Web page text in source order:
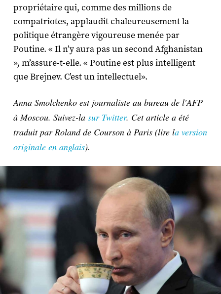
propriétaire qui, comme des millions de
compatriotes, applaudit chaleureusement la
politique étrangère vigoureuse menée par
Poutine. « Il n’y aura pas un second Afghanistan
», m’assure-t-elle. « Poutine est plus intelligent
que Brejnev. C’est un intellectuel».
Anna Smolchenko est journaliste au bureau de l'AFP
à Moscou. Suivez-la sur Twitter. Cet article a été
traduit par Roland de Courson à Paris (lire la version
originale en anglais).